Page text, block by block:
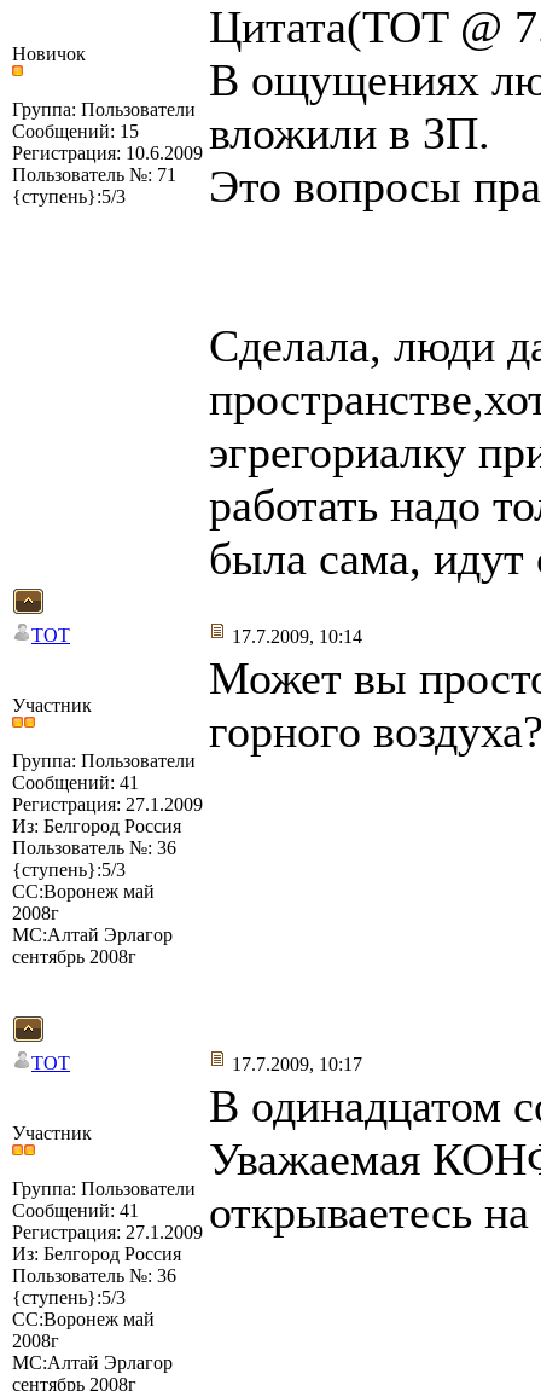
Новичок
Группа: Пользователи
Сообщений: 15
Регистрация: 10.6.2009
Пользователь №: 71
{ступень}:5/3
Цитата(TOT @
В ощущениях
вложили в ЗП.
Это вопросы
Сделала, люди
эгрегориалку
работать надо
была сама,
TOT 17.7.2009, 10:14
Участник
Группа: Пользователи
Сообщений: 41
Регистрация: 27.1.2009
Из: Белгород Россия
Пользователь №: 36
{ступень}:5/3
СС:Воронеж май
2008г
МС:Алтай Эрлагор
сентябрь 2008г
Может вы
горного
TOT 17.7.2009, 10:17
Участник
Группа: Пользователи
Сообщений: 41
Регистрация: 27.1.2009
Из: Белгород Россия
Пользователь №: 36
{ступень}:5/3
СС:Воронеж май
2008г
МС:Алтай Эрлагор
сентябрь 2008г
В одинадцатом
Уважаемая
открываетесь